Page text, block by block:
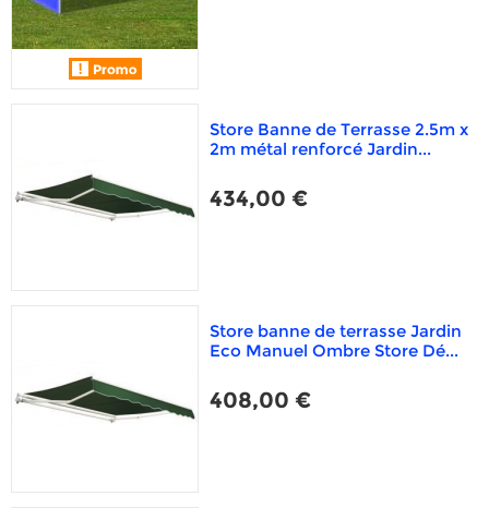
Store Banne de Terrasse 2.5m x
2m métal renforcé Jardin...
434,00 €
Store banne de terrasse Jardin
Eco Manuel Ombre Store Dé...
408,00 €